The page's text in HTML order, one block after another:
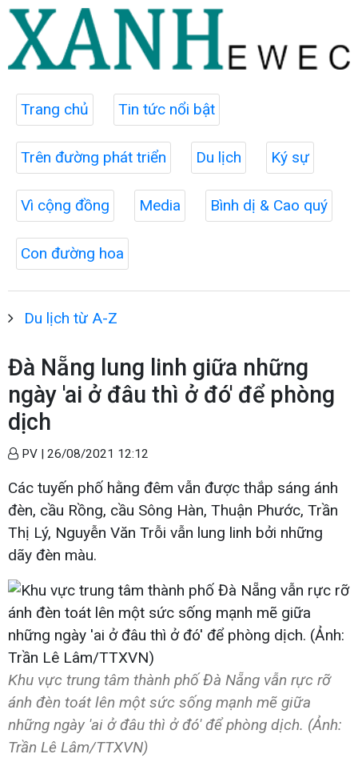
Trang chủ Tin tức nổi bật
Trên đường phát triển Du lịch Ký sự
Vì cộng đồng Media Bình dị & Cao quý
Con đường hoa
Du lịch từ A-Z
Đà Nẵng lung linh giữa những
ngày 'ai ở đâu thì ở đó' để phòng
dịch
PV | 26/08/2021 12:12
Các tuyến phố hằng đêm vẫn được thắp sáng ánh
đèn, cầu Rồng, cầu Sông Hàn, Thuận Phước, Trần
Thị Lý, Nguyễn Văn Trỗi vẫn lung linh bởi những
dãy đèn màu.
Khu vực trung tâm thành phố Đà Nẵng vẫn rực rỡ
ánh đèn toát lên một sức sống mạnh mẽ giữa
những ngày 'ai ở đâu thì ở đó' để phòng dịch. (Ảnh:
Trần Lê Lâm/TTXVN)